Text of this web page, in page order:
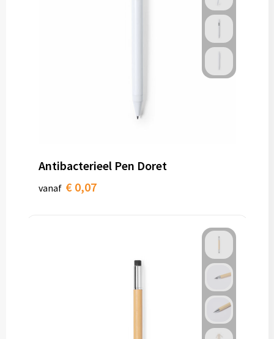
Antibacterieel Pen Doret
vanaf € 0,07